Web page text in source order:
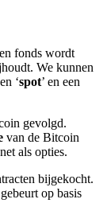
fonds wordt
We kunnen
‘spot’ en een
gevolgd.
van de Bitcoin
als opties.
bijgekocht.
op basis